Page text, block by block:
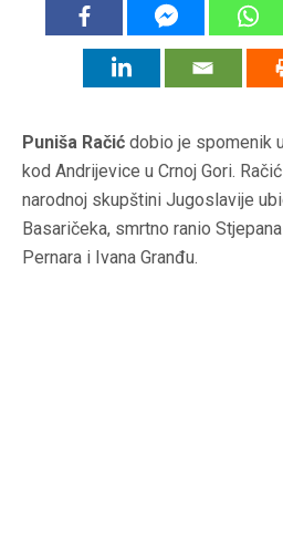
Puniša Račić dobio je spomenik
kod Andrijevice u Crnoj Gori.
narodnoj skupštini Jugoslavije
Basaričeka, smrtno ranio
Pernara i Ivana Granđu.